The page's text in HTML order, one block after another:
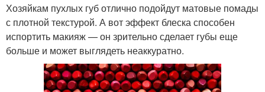
Хозяйкам пухлых губ отлично подойдут матовые помады
с плотной текстурой. А вот эффект блеска способен
испортить макияж — он зрительно сделает губы еще
больше и может выглядеть неаккуратно.